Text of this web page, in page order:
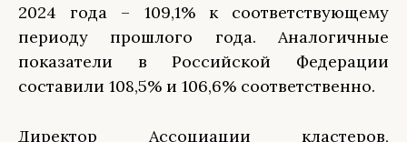
2024 года – 109,1% к соответствующему
периоду прошлого года. Аналогичные
показатели в Российской Федерации
составили 108,5% и 106,6% соответственно.
Директор Ассоциации кластеров,